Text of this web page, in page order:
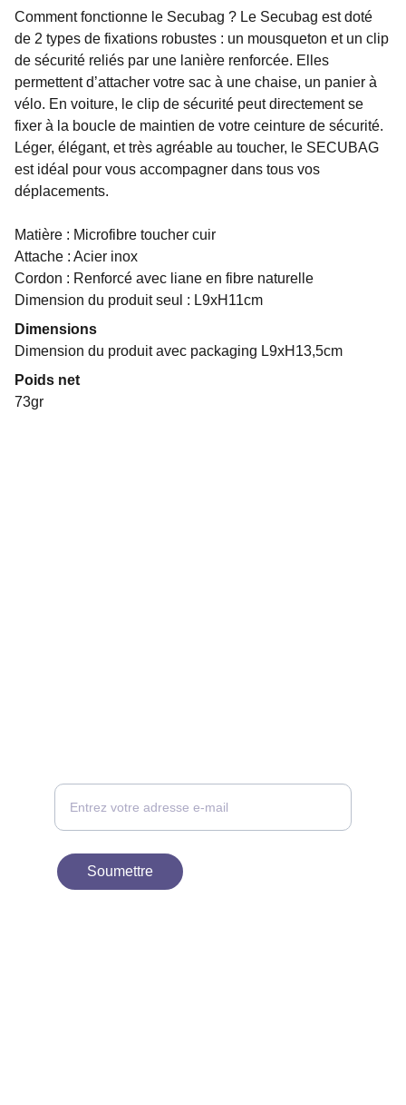
Comment fonctionne le Secubag ? Le Secubag est doté
de 2 types de fixations robustes : un mousqueton et un clip
de sécurité reliés par une lanière renforcée. Elles
permettent d’attacher votre sac à une chaise, un panier à
vélo. En voiture, le clip de sécurité peut directement se
fixer à la boucle de maintien de votre ceinture de sécurité.
Léger, élégant, et très agréable au toucher, le SECUBAG
est idéal pour vous accompagner dans tous vos
déplacements.
Matière : Microfibre toucher cuir
Attache : Acier inox
Cordon : Renforcé avec liane en fibre naturelle
Dimension du produit seul : L9xH11cm
Dimensions
Dimension du produit avec packaging L9xH13,5cm
Poids net
73gr
Soumettre